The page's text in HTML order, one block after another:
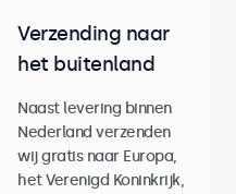
Verzending naar
het buitenland
Naast levering binnen
Nederland verzenden
wij gratis naar Europa,
het Verenigd Koninkrijk,